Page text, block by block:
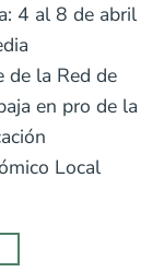
4 al 8 de abril
de la Red de
en pro de la
Local